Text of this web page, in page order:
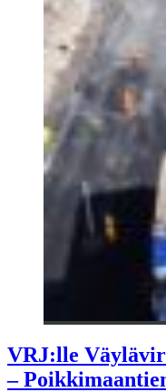
VRJ:lle
–